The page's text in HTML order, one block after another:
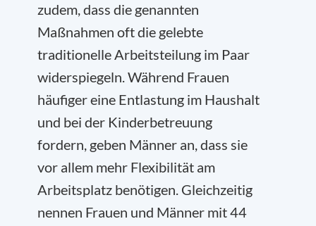
zudem, dass die genannten
Maßnahmen oft die gelebte
traditionelle Arbeitsteilung im Paar
widerspiegeln. Während Frauen
häufiger eine Entlastung im Haushalt
und bei der Kinderbetreuung
fordern, geben Männer an, dass sie
vor allem mehr Flexibilität am
Arbeitsplatz benötigen. Gleichzeitig
nennen Frauen und Männer mit 44